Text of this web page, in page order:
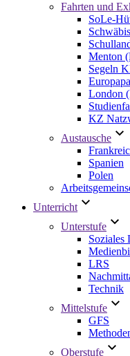
Fahrten und
SoLe-
Menton
Segeln
London
KZ
Austausche
Spanien
Polen
Unterricht
Unterstufe
Soziales
LRS
Technik
Mittelstufe
GFS
Oberstufe